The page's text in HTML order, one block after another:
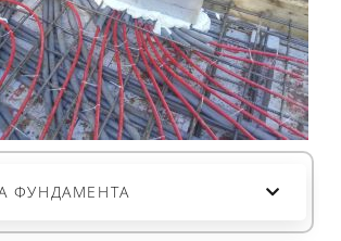
ФУНДАМЕНТА
СВЕСОВ